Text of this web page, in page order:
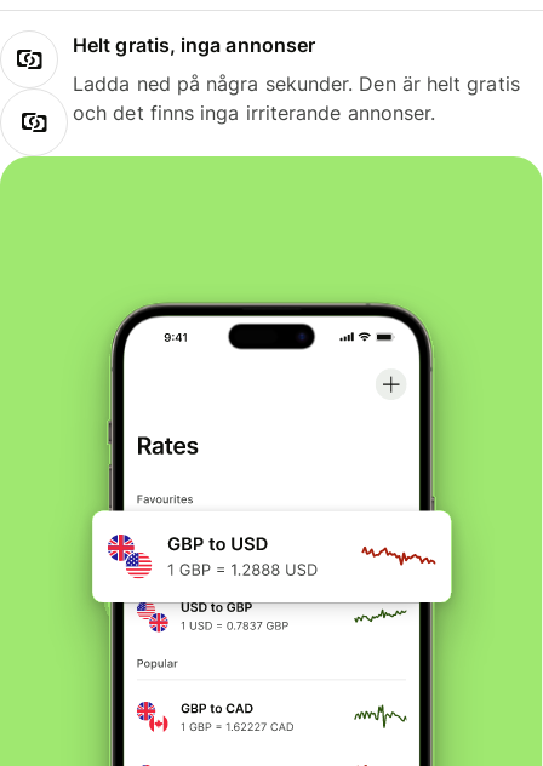
Helt gratis, inga annonser
Ladda ned på några sekunder. Den är helt gratis
och det finns inga irriterande annonser.